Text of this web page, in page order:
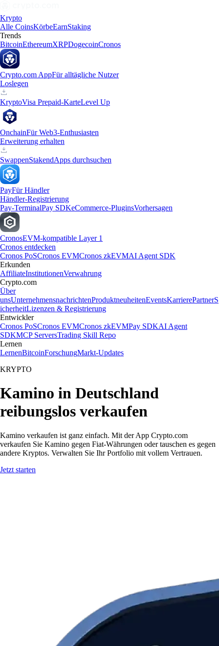
Krypto
Alle CoinsKörbeEarnStaking
Trends
BitcoinEthereumXRPDogecoinCronos
Crypto.com AppFür alltägliche Nutzer
Loslegen
KryptoVisa Prepaid-KarteLevel Up
OnchainFür Web3-Enthusiasten
Erweiterung erhalten
SwappenStakendApps durchsuchen
PayFür Händler
Händler-Registrierung
Pay-TerminalPay SDKeCommerce-PluginsVorhersagen
CronosEVM-kompatible Layer 1
Cronos entdecken
Cronos PoSCronos EVMCronos zkEVMAI Agent SDK
Erkunden
AffiliateInstitutionenVerwahrung
Crypto.com
Über
unsUnternehmensnachrichtenProduktneuheitenEventsKarrierePartnerS
icherheitLizenzen & Registrierung
Entwickler
Cronos PoSCronos EVMCronos zkEVMPay SDKAI Agent
SDKMCP ServersTrading Skill Repo
Lernen
LernenBitcoinForschungMarkt-Updates
KRYPTO
Kamino in Deutschland
reibungslos verkaufen
Kamino verkaufen ist ganz einfach. Mit der App Crypto.com
verkaufen Sie Kamino gegen Fiat-Währungen oder tauschen es gegen
andere Kryptos. Verwalten Sie Ihr Portfolio mit vollem Vertrauen.
Jetzt starten